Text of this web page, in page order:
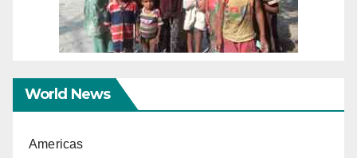
World News
Americas